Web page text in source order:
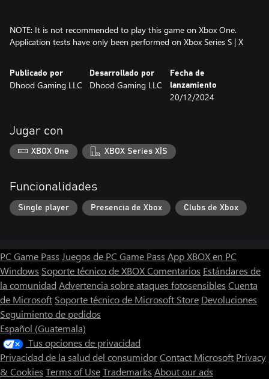
NOTE: It is not recommended to play this game on Xbox One.
Application tests have only been performed on Xbox Series S | X
Publicado por
Dhood Gaming LLC
Desarrollado por
Dhood Gaming LLC
Fecha de
lanzamiento
20/12/2024
Jugar con
XBOX One XBOX Series X|S
Funcionalidades
Single player Presencia de Xbox Clubs de Xbox
PC Game Pass Juegos de PC Game Pass App XBOX en PC
Windows Soporte técnico de XBOXComentarios Estándares de
la comunidad Advertencia sobre ataques fotosensibles Cuenta
de Microsoft Soporte técnico de Microsoft Store Devoluciones
Seguimiento de pedidos
Español (Guatemala)
Tus opciones de privacidad
Privacidad de la salud del consumidorContact Microsoft Privacy
& Cookies Terms of UseTrademarks About our ads